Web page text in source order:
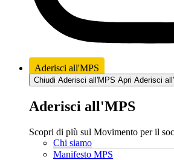
Aderisci all'MPS
Chiudi Aderisci all'MPS Apri Aderisci
Aderisci all'MPS
Scopri di più sul Movimento per il
Chi siamo
Manifesto MPS